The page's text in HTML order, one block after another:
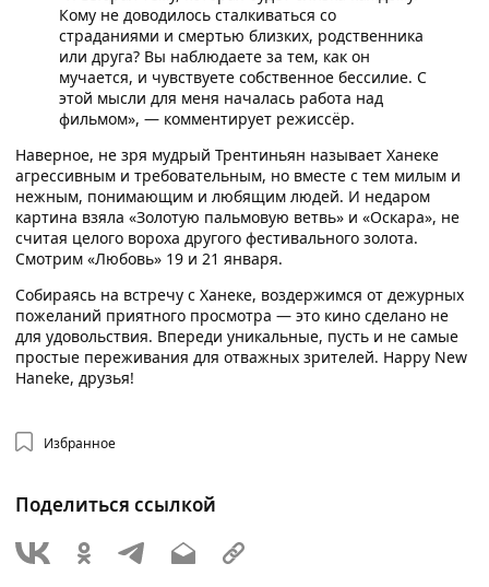
Кому не доводилось сталкиваться со
страданиями и смертью близких, родственника
или друга? Вы наблюдаете за тем, как он
мучается, и чувствуете собственное бессилие. С
этой мысли для меня началась работа над
фильмом», — комментирует режиссёр.
Наверное, не зря мудрый Трентиньян называет Ханеке
агрессивным и требовательным, но вместе с тем милым и
нежным, понимающим и любящим людей. И недаром
картина взяла «Золотую пальмовую ветвь» и «Оскара», не
считая целого вороха другого фестивального золота.
Смотрим «Любовь» 19 и 21 января.
Собираясь на встречу с Ханеке, воздержимся от дежурных
пожеланий приятного просмотра — это кино сделано не
для удовольствия. Впереди уникальные, пусть и не самые
простые переживания для отважных зрителей. Happy New
Haneke, друзья!
Избранное
Поделиться ссылкой